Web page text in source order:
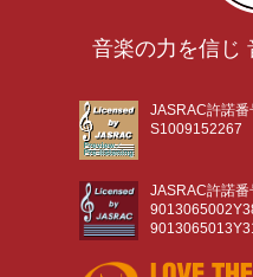
音楽の力を信じ
JASRAC許諾番
S1009152267
JASRAC許諾番